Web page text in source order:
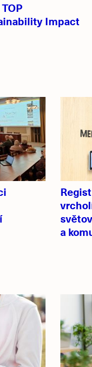
Impact
a